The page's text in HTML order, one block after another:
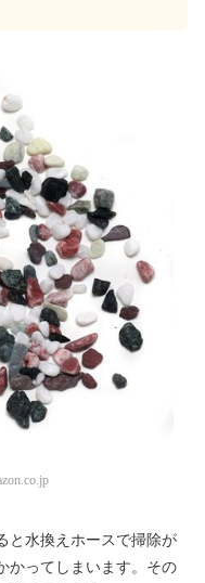
と水換えホースで掃除が
かってしまいます。その